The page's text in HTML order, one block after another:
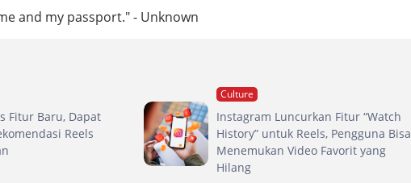
and my passport." - Unknown
Fitur Baru, Dapat
Reels
Culture
Instagram Luncurkan Fitur “Watch
History” untuk Reels, Pengguna Bisa
Menemukan Video Favorit yang
Hilang